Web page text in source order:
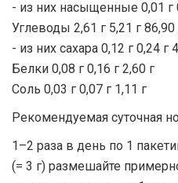
- из них насыщенные 0,01 г
Углеводы 2,61 г 5,21 г 86,90
- из них сахара 0,12 г 0,24 г
Белки 0,08 г 0,16 г 2,60 г
Соль 0,03 г 0,07 г 1,11 г
Рекомендуемая суточная
1–2 раза в день по 1
(= 3 г) размешайте